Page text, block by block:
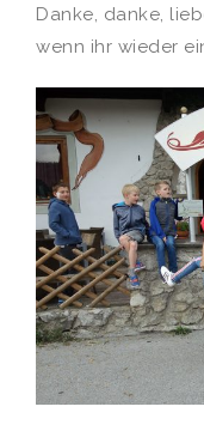
Danke, danke,
wenn ihr wieder